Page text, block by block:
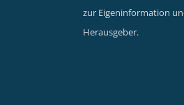
zur Eigeninformation
Herausgeber.